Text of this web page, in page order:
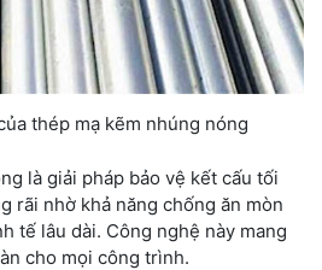
thép mạ kẽm nhúng nóng
là giải pháp bảo vệ kết cấu tối
rãi nhờ khả năng chống ăn mòn
tế lâu dài. Công nghệ này mang
cho mọi công trình.